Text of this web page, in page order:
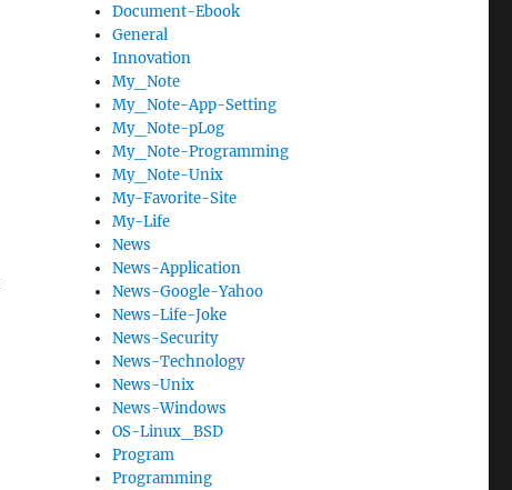
Document-Ebook
General
Innovation
My_Note
My_Note-App-Setting
My_Note-pLog
My_Note-Programming
My_Note-Unix
My-Favorite-Site
My-Life
News
News-Application
News-Google-Yahoo
News-Life-Joke
News-Security
News-Technology
News-Unix
News-Windows
OS-Linux_BSD
Program
Programming